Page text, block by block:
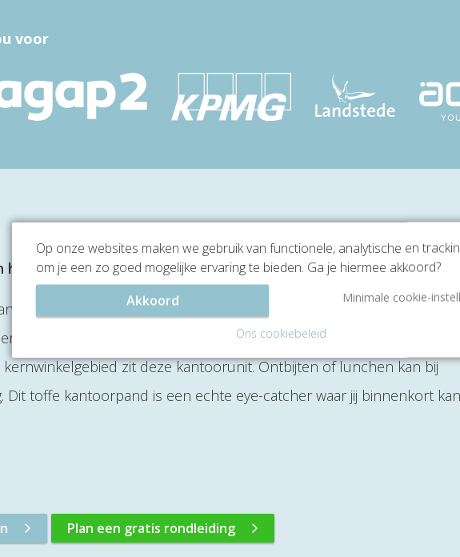
voor
Kruisplein 480 in Rotterdam (Centrum)
het kruisplein 480 in Rotterdam Centrum? Lees snel verder. Het
altijd in beweging. Op een steenworp afstand van het Centraal
zit deze kantoorunit. Ontbijten of lunchen kan bij
Dit toffe kantoorpand is een echte eye-catcher waar jij binnenkort kan
Plan een gratis rondleiding
Op onze websites maken we gebruik van functionele, analytische en
om je een zo goed mogelijke ervaring te bieden. Ga je hiermee akkoord?
Akkoord
Minimale cookie-
Ons cookiebeleid